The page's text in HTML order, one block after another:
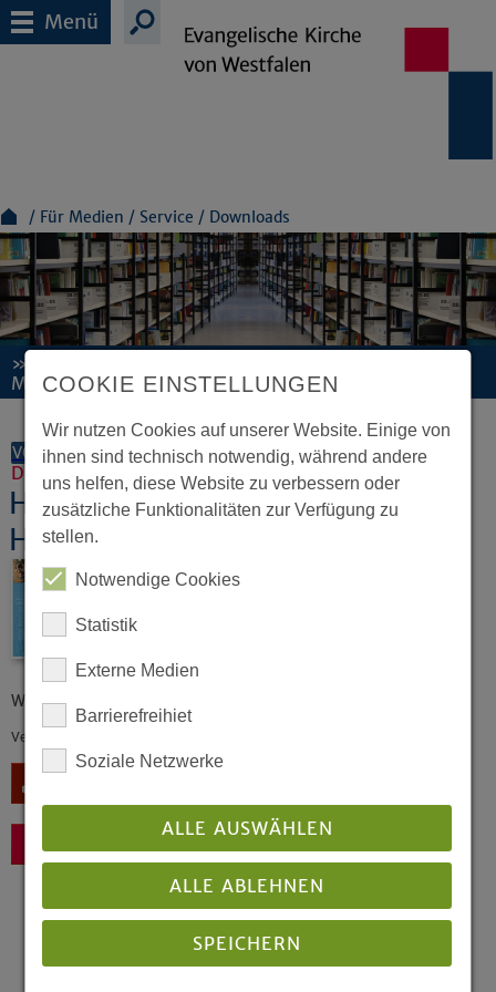
Menü
Für Medien Service Downloads
»Suchet, so werdet ihr finden.«
Matthäusevangelium, Kapitel 7, Vers 7
VORLESEN
Dokumente und Downloads
Hochschule für Kirchenmusik
Herford
Wir stellen uns vor- Hochschule für Kirchenmusik Herford
Veröffentlicht: 01/2004
COOKIE EINSTELLUNGEN
Wir nutzen Cookies auf unserer Website. Einige von
ihnen sind technisch notwendig, während andere
uns helfen, diese Website zu verbessern oder
zusätzliche Funktionalitäten zur Verfügung zu
stellen.
Notwendige Cookies
Statistik
Externe Medien
Barrierefreihiet
Soziale Netzwerke
ALLE AUSWÄHLEN
ALLE ABLEHNEN
SPEICHERN